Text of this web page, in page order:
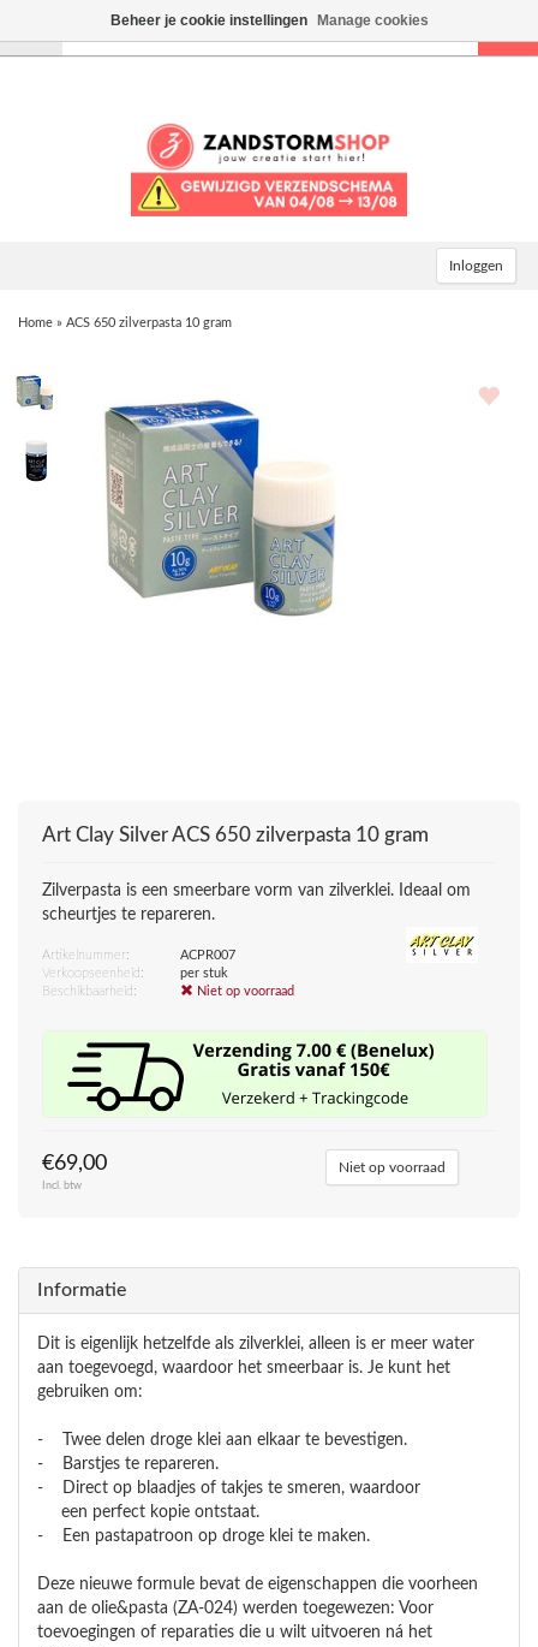
Inloggen
Home » ACS 650 zilverpasta 10 gram
Art Clay SilverACS 650 zilverpasta 10 gram
Zilverpasta is een smeerbare vorm van zilverklei. Ideaal om
scheurtjes te repareren.
Artikelnummer:
ACPR007
Verkoopseenheid:
per stuk
Beschikbaarheid:
Niet op voorraad
€69,00
Incl. btw
Niet op voorraad
Informatie
Dit is eigenlijk hetzelfde als zilverklei, alleen is er meer water
aan toegevoegd, waardoor het smeerbaar is. Je kunt het
gebruiken om:
- Twee delen droge klei aan elkaar te bevestigen.
- Barstjes te repareren.
- Direct op blaadjes of takjes te smeren, waardoor
een perfect kopie ontstaat.
- Een pastapatroon op droge klei te maken.
Deze nieuwe formule bevat de eigenschappen die voorheen
aan de olie&pasta (ZA-024) werden toegewezen: Voor
toevoegingen of reparaties die u wilt uitvoeren ná het
Beheer je cookie instellingen Manage cookies